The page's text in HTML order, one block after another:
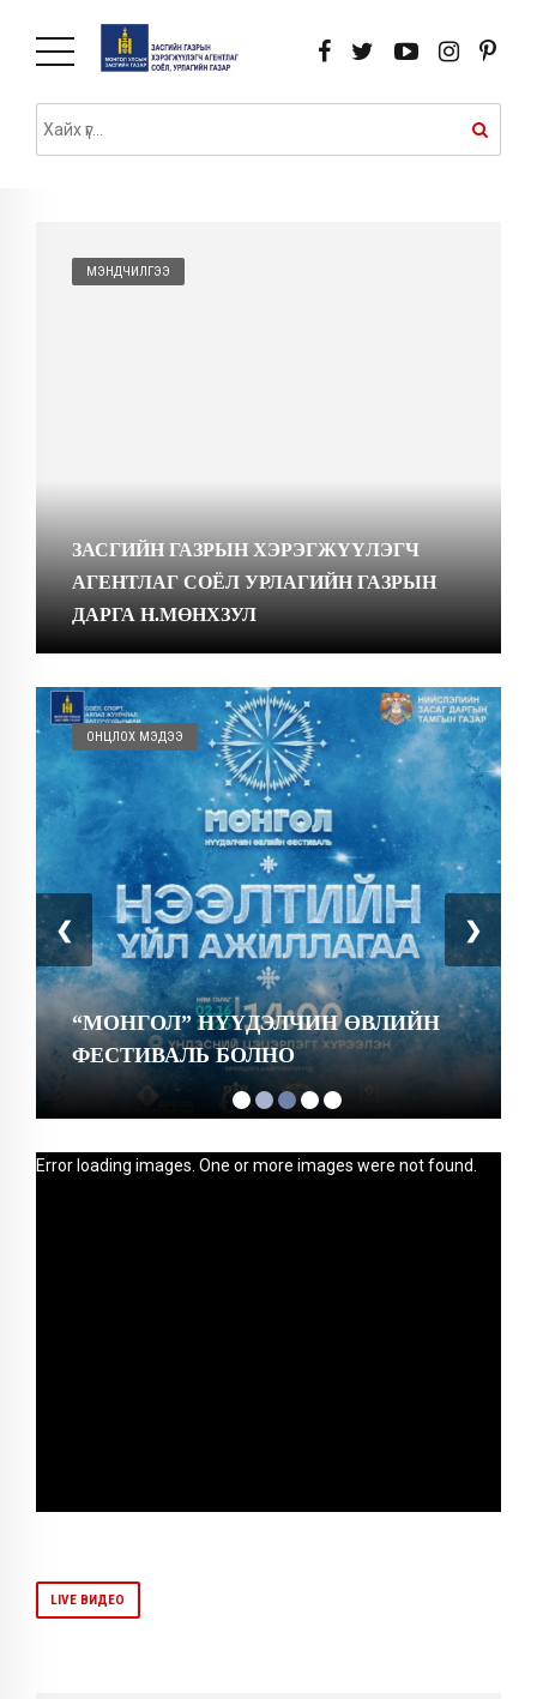
МЭНДЧИЛГЭЭ
ЗАСГИЙН ГАЗРЫН ХЭРЭГЖҮҮЛЭГЧ
АГЕНТЛАГ СОЁЛ УРЛАГИЙН ГАЗРЫН
ДАРГА Н.МӨНХЗУЛ
ОНЦЛОХ МЭДЭЭ
“МОНГОЛ” НҮҮДЭЛЧИН ӨВЛИЙН
ФЕСТИВАЛЬ БОЛНО
❮ ❯
Error loading images. One or more images were not found.
LIVE ВИДЕО